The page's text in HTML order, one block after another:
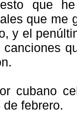
que
que me
y el
canciones
cubano
febrero.